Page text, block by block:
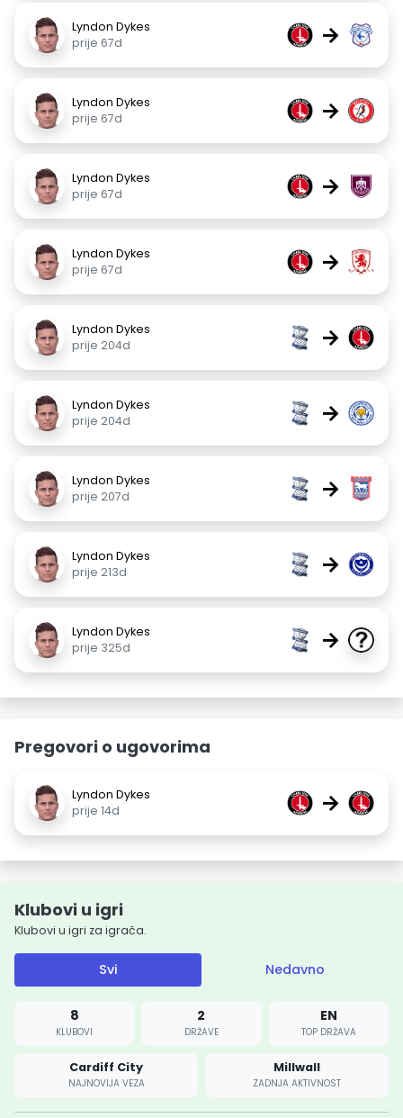
Lyndon Dykes
prije 67d
→
Lyndon Dykes
prije 67d
→
Lyndon Dykes
prije 67d
→
Lyndon Dykes
prije 67d
→
Lyndon Dykes
prije 204d
→
Lyndon Dykes
prije 204d
→
Lyndon Dykes
prije 207d
→
Lyndon Dykes
prije 213d
→
Lyndon Dykes
prije 325d
→
Pregovori o ugovorima
Lyndon Dykes
prije 14d
→
Klubovi u igri
Klubovi u igri za igrača.
Svi Nedavno
8
KLUBOVI
2
DRŽAVE
EN
TOP DRŽAVA
Cardiff City
NAJNOVIJA VEZA
Millwall
ZADNJA AKTIVNOST